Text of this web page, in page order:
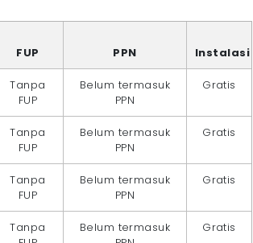
FUP PPN Instalasi
Tanpa
FUP
Belum termasuk
PPN
Gratis
Tanpa
FUP
Belum termasuk
PPN
Gratis
Tanpa
FUP
Belum termasuk
PPN
Gratis
Tanpa
Belum termasuk
Gratis